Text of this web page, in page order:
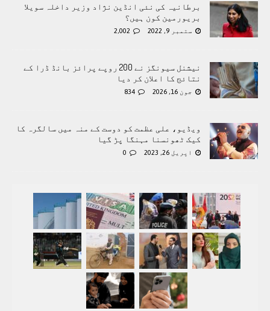
برطانیہ کی نئی انڈین نژاد وزیر داخلہ سویلا
بریورمین کون ہیں؟
ستمبر 9, 2022 2,002
نیشنل سیونگز نے 200 روپے پرائز بانڈ ڈرا کے
نتائج کا اعلان کر دیا
جون 16, 2026 834
ویڈیو، علی عظمت کو دوست کے منہ میں سالگرہ کا
کیک ٹھونسنا مہنگا پڑ گیا
اپریل 26, 2023 0